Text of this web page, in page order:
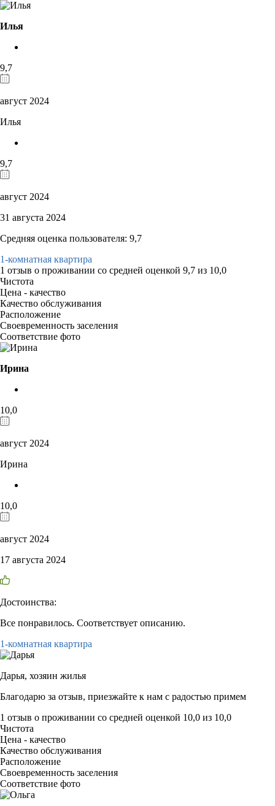
Илья
9,7
август 2024
Илья
9,7
август 2024
31 августа 2024
Средняя оценка пользователя: 9,7
1-комнатная квартира
1 отзыв о проживании со средней оценкой 9,7 из 10,0
Чистота
Цена - качество
Качество обслуживания
Расположение
Своевременность заселения
Соответствие фото
Ирина
10,0
август 2024
Ирина
10,0
август 2024
17 августа 2024
Достоинства:
Все понравилось. Соответствует описанию.
1-комнатная квартира
Дарья, хозяин жилья
Благодарю за отзыв, приезжайте к нам с радостью примем
1 отзыв о проживании со средней оценкой 10,0 из 10,0
Чистота
Цена - качество
Качество обслуживания
Расположение
Своевременность заселения
Соответствие фото